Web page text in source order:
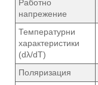
Работно
напрежение
Температурни
характеристики
(dλ/dT)
Поляризация